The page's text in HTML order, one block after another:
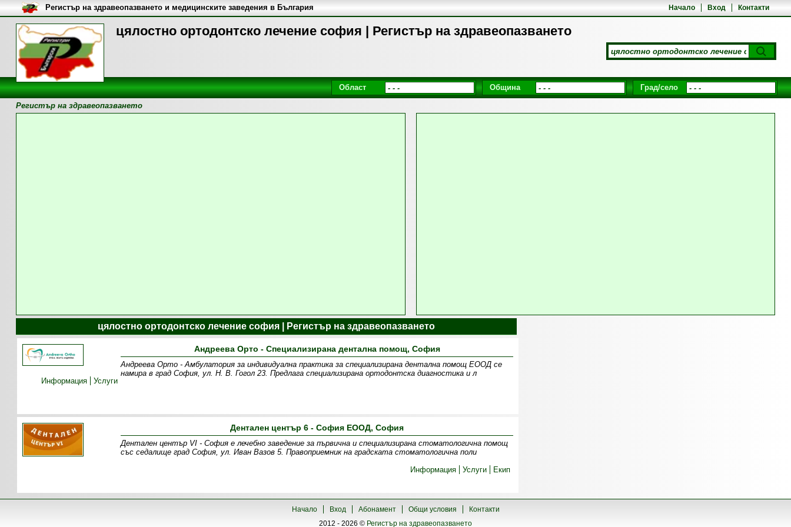
цялостно ортодонтско лечение софия | Регистър на здравеопазването
Начало Вход Контакти
Регистър на здравеопазването и медицинските заведения в България
Област Община Град/село
Регистър на здравеопазването
цялостно ортодонтско лечение софия | Регистър на здравеопазването
Андреева Орто - Специализирана дентална помощ, София
Андреева Орто - Амбулатория за индивидуална практика за специализирана дентална помощ ЕООД се
намира в град София, ул. Н. В. Гогол 23. Предлага специализирана ортодонтска диагностика и л
Информация
Услуги
Дентален център 6 - София ЕООД, София
Дентален център VI - София e лечебно заведение за първична и специализирана стоматологична помощ
със седалище град София, ул. Иван Вазов 5. Правоприемник на градската стоматологична поли
Информация
Услуги Екип
Начало Вход Абонамент Общи условия
Контакти
2012 - 2026 © Регистър на здравеопазването